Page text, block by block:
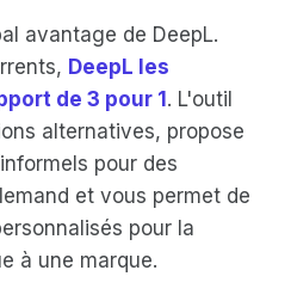
avantage de DeepL.
DeepL les
de 3 pour 1. L'outil
alternatives, propose
pour des
et vous permet de
pour la
à une marque.